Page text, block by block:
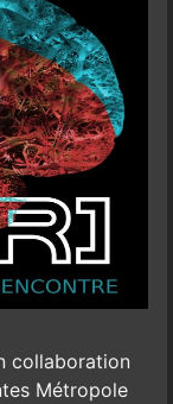
collaboration
Métropole